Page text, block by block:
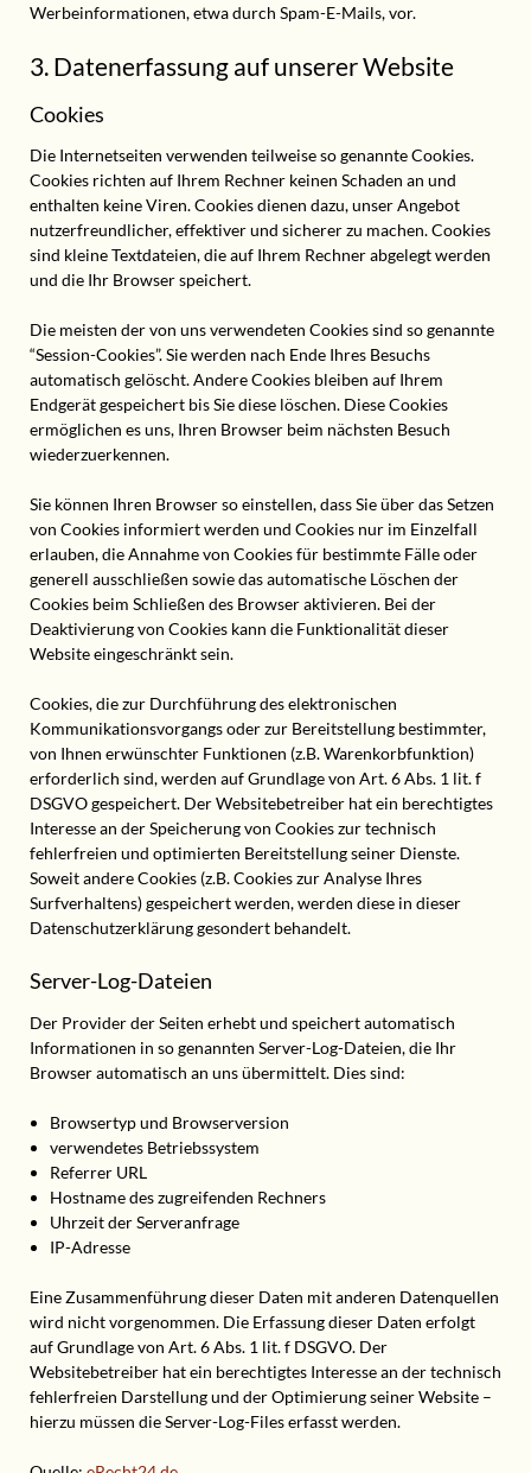
Werbeinformationen, etwa durch Spam-E-Mails, vor.
3. Datenerfassung auf unserer Website
Cookies
Die Internetseiten verwenden teilweise so genannte Cookies.
Cookies richten auf Ihrem Rechner keinen Schaden an und
enthalten keine Viren. Cookies dienen dazu, unser Angebot
nutzerfreundlicher, effektiver und sicherer zu machen. Cookies
sind kleine Textdateien, die auf Ihrem Rechner abgelegt werden
und die Ihr Browser speichert.
Die meisten der von uns verwendeten Cookies sind so genannte
“Session-Cookies”. Sie werden nach Ende Ihres Besuchs
automatisch gelöscht. Andere Cookies bleiben auf Ihrem
Endgerät gespeichert bis Sie diese löschen. Diese Cookies
ermöglichen es uns, Ihren Browser beim nächsten Besuch
wiederzuerkennen.
Sie können Ihren Browser so einstellen, dass Sie über das Setzen
von Cookies informiert werden und Cookies nur im Einzelfall
erlauben, die Annahme von Cookies für bestimmte Fälle oder
generell ausschließen sowie das automatische Löschen der
Cookies beim Schließen des Browser aktivieren. Bei der
Deaktivierung von Cookies kann die Funktionalität dieser
Website eingeschränkt sein.
Cookies, die zur Durchführung des elektronischen
Kommunikationsvorgangs oder zur Bereitstellung bestimmter,
von Ihnen erwünschter Funktionen (z.B. Warenkorbfunktion)
erforderlich sind, werden auf Grundlage von Art. 6 Abs. 1 lit. f
DSGVO gespeichert. Der Websitebetreiber hat ein berechtigtes
Interesse an der Speicherung von Cookies zur technisch
fehlerfreien und optimierten Bereitstellung seiner Dienste.
Soweit andere Cookies (z.B. Cookies zur Analyse Ihres
Surfverhaltens) gespeichert werden, werden diese in dieser
Datenschutzerklärung gesondert behandelt.
Server-Log-Dateien
Der Provider der Seiten erhebt und speichert automatisch
Informationen in so genannten Server-Log-Dateien, die Ihr
Browser automatisch an uns übermittelt. Dies sind:
Browsertyp und Browserversion
verwendetes Betriebssystem
Referrer URL
Hostname des zugreifenden Rechners
Uhrzeit der Serveranfrage
IP-Adresse
Eine Zusammenführung dieser Daten mit anderen Datenquellen
wird nicht vorgenommen. Die Erfassung dieser Daten erfolgt
auf Grundlage von Art. 6 Abs. 1 lit. f DSGVO. Der
Websitebetreiber hat ein berechtigtes Interesse an der technisch
fehlerfreien Darstellung und der Optimierung seiner Website –
hierzu müssen die Server-Log-Files erfasst werden.